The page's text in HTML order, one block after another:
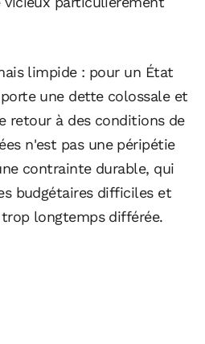
limpide : pour un État
une dette colossale et
retour à des conditions de
n'est pas une péripétie
contrainte durable, qui
budgétaires difficiles et
longtemps différée.